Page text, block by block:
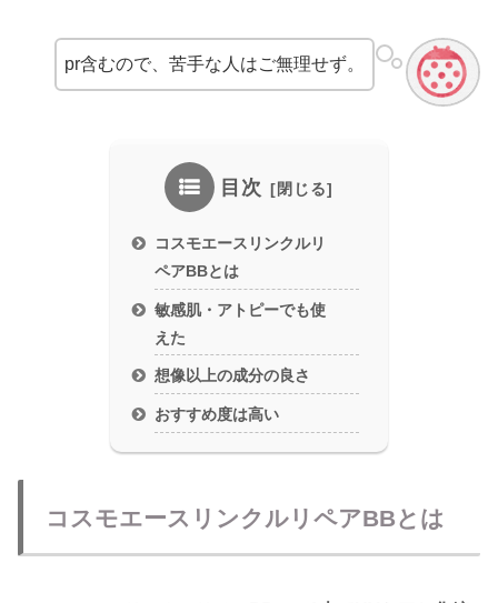
pr含むので、苦手な人はご無理せず。
目次
コスモエースリンクルリ
ペアBBとは
敏感肌・アトピーでも使
えた
想像以上の成分の良さ
おすすめ度は高い
コスモエースリンクルリペアBBとは